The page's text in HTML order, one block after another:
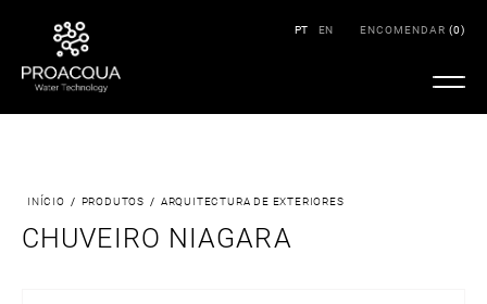
PT EN ENCOMENDAR (0)
INÍCIO / PRODUTOS / ARQUITECTURA DE EXTERIORES
CHUVEIRO NIAGARA